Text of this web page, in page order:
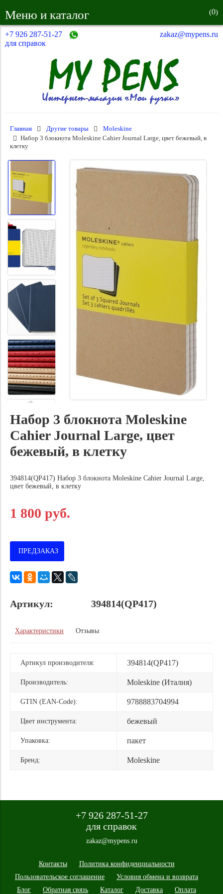
Меню и каталог (0)
+7 926 287-51-27
для справок
zakaz@mypens.ru
Главная Другие товары
Moleskine
Набор 3 блокнота Moleskine Cahier Journal Large, цвет бежевый, в
клетку
Набор 3 блокнота Moleskine
Cahier Journal Large, цвет
бежевый, в клетку
394814(QP417) Набор 3 блокнота Moleskine Cahier Journal Large,
цвет бежевый, в клетку
1 800 руб.
ПРЕДЗАКАЗ
Артикул: 394814(QP417)
Характеристики Отзывы
Артикул производителя: 394814(QP417)
Производитель: Moleskine (Италия)
GTIN (EAN-Code): 9788883704994
Цвет инструмента: бежевый
Упаковка: пакет
Бренд: Moleskine
+7 926 287-51-27
для справок
zakaz@mypens.ru
Контакты
Политика конфиденциальности
Пользовательское соглашение
Условия обмена и возврата
Блог
Обратная связь Каталог Доставка Оплата